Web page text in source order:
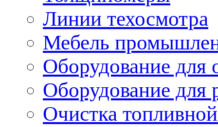
Линии техосмотра
Мебель
Оборудование для
Оборудование для
Очистка